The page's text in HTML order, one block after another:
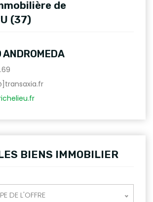
de
(37)
ANDROMEDA
BIENS IMMOBILIER
DE L'OFFRE